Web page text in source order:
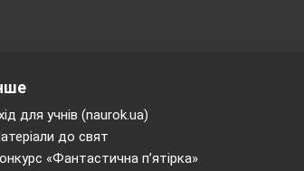
для учнів (naurok.ua)
до свят
«Фантастична п’ятірка»